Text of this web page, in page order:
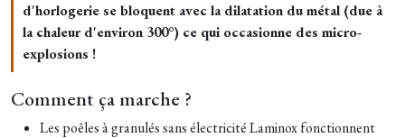
d'horlogerie se bloquent avec la dilatation du métal (due à
la chaleur d'environ 300°) ce qui occasionne des micro-
explosions !
Comment ça marche ?
Les poêles à granulés sans électricité Laminox fonctionnent